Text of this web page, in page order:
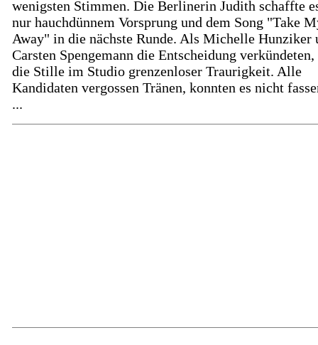
wenigsten Stimmen. Die Berlinerin Judith schaffte
nur hauchdünnem Vorsprung und dem Song "Take
Away" in die nächste Runde. Als Michelle Hunziker
Carsten Spengemann die Entscheidung
die Stille im Studio grenzenloser Traurigkeit. Alle
Kandidaten vergossen Tränen, konnten es nicht
...